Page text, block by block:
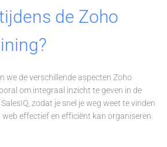
de Zoho
we de verschillende aspecten Zoho
om integraal inzicht te geven in de
zodat je snel je weg weet te vinden
effectief en efficiënt kan organiseren.